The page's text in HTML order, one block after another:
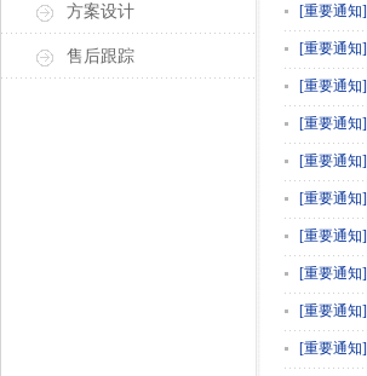
方案设计
售后跟踪
[重要通知]
[重要通知]
[重要通知]
[重要通知]
[重要通知]
[重要通知]
[重要通知]
[重要通知]
[重要通知]
[重要通知]